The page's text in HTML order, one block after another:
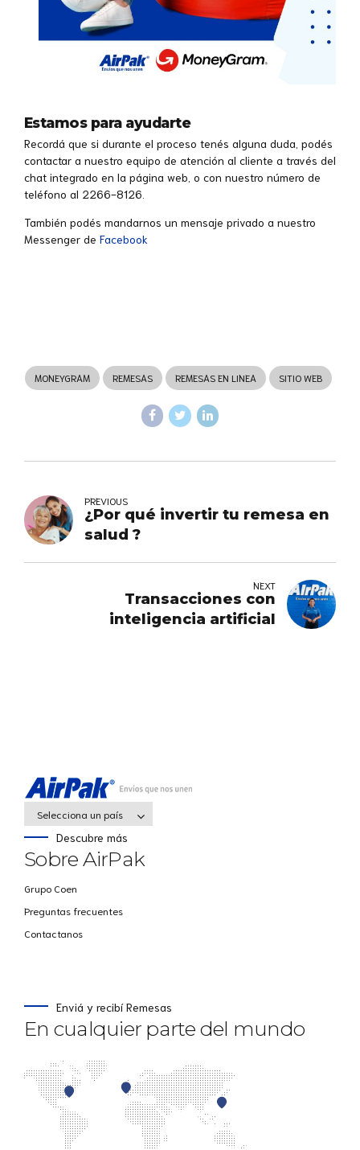
Estamos para ayudarte
Recordá que si durante el proceso tenés alguna duda, podés
contactar a nuestro equipo de atención al cliente a través del
chat integrado en la página web, o con nuestro número de
teléfono al 2266-8126.
También podés mandarnos un mensaje privado a nuestro
Messenger de Facebook
MONEYGRAM REMESAS REMESAS EN LINEA SITIO WEB
PREVIOUS
¿Por qué invertir tu remesa en
salud ?
NEXT
Transacciones con
inteligencia artificial
Selecciona un país
Descubre más
Sobre AirPak
Grupo Coen
Preguntas frecuentes
Contactanos
Enviá y recibí Remesas
En cualquier parte del mundo